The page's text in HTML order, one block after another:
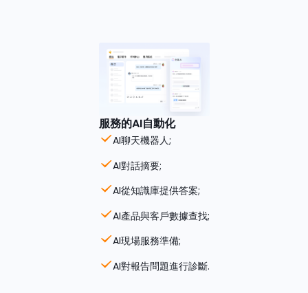
服務的AI自動化
AI聊天機器人;
AI對話摘要;
AI從知識庫提供答案;
AI產品與客戶數據查找;
AI現場服務準備;
AI對報告問題進行診斷.